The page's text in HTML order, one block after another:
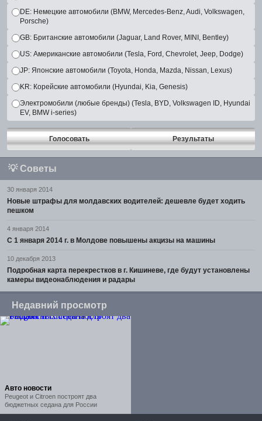
DE: Немецкие автомобили (BMW, Mercedes-Benz, Audi, Volkswagen,
Porsche)
GB: Британские автомобили (Jaguar, Land Rover, MINI, Bentley)
US: Американские автомобили (Tesla, Ford, Chevrolet, Jeep, Dodge)
JP: Японские автомобили (Toyota, Honda, Mazda, Nissan, Lexus)
KR: Корейские автомобили (Hyundai, Kia, Genesis)
Электромобили (любые бренды) (Tesla, BYD, Volkswagen ID, Hyundai
EV, BMW i-series)
Голосовать Результаты
💡 Советы
30 января 2014
Новые штрафы для молдавских водителей: дешевле будет ходить
пешком
4 января 2014
С 1 января 2014 г. в Молдове повышены акцизы на машины
10 декабря 2013
Подробная карта перекрестков в г. Кишиневе, где будут установлены
камеры видеонаблюдения и радары
Недавний просмотр
Авто новости
Peugeot и Citroen построят два
бюджетных седана для России